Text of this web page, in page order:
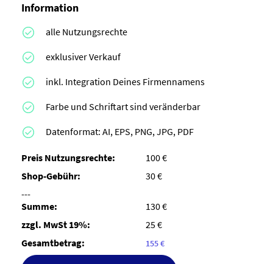
Information
alle Nutzungsrechte
exklusiver Verkauf
inkl. Integration Deines Firmennamens
Farbe und Schriftart sind veränderbar
Datenformat: AI, EPS, PNG, JPG, PDF
Preis Nutzungsrechte:
100 €
Shop-Gebühr:
30 €
---
Summe:
130 €
zzgl. MwSt 19%:
25 €
Gesamtbetrag:
155 €